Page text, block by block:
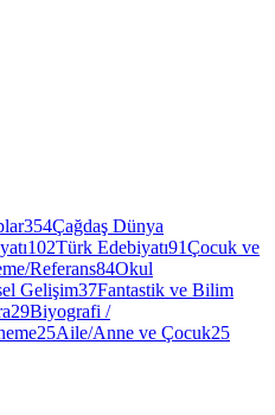
354Çağdaş Dünya
102Türk Edebiyatı91Çocuk ve
Referans84Okul
Gelişim37Fantastik ve Bilim
29Biyografi /
25Aile/Anne ve Çocuk25